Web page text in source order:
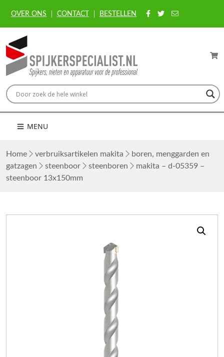
OVER ONS CONTACT BESTELLEN
MENU
Home verbruiksartikelen makita
boren, menggarden en
gatzagen
steenboor steenboren
makita – d-05359 –
steenboor 13x150mm